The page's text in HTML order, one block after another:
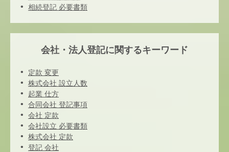
相続登記 必要書類
会社・法人登記に関するキーワード
定款 変更
株式会社 設立人数
起業 仕方
合同会社 登記事項
会社 定款
会社設立 必要書類
株式会社 定款
登記 会社